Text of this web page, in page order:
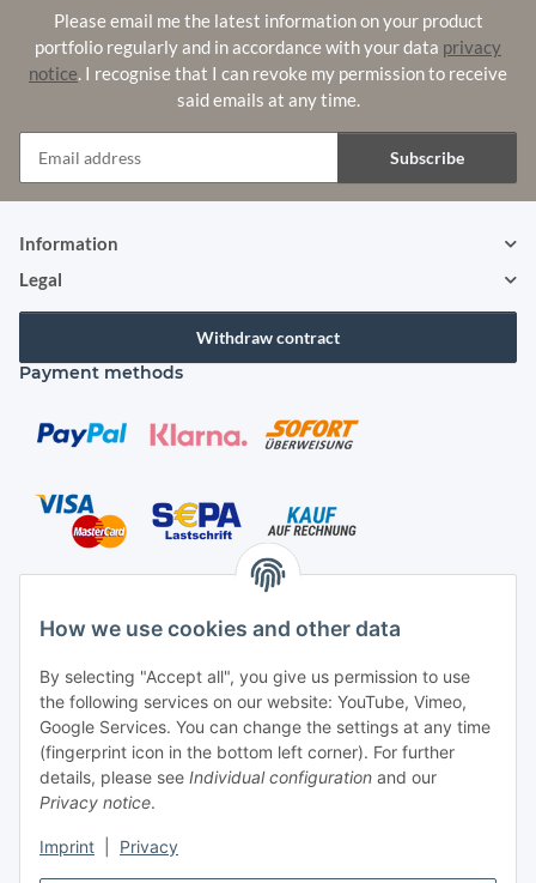
How we use cookies and other data
By selecting "Accept all", you give us permission to use
the following services on our website: YouTube, Vimeo,
Google Services. You can change the settings at any time
(fingerprint icon in the bottom left corner). For further
details, please see Individual configuration and our
Privacy notice.
Imprint Privacy
Please email me the latest information on your product
portfolio regularly and in accordance with your data privacy
notice. I recognise that I can revoke my permission to receive
said emails at any time.
Subscribe
Information
Legal
Withdraw contract
Payment methods
Contact
Mayaadi Home
Max-Planck-Str. 34
61184 Karben